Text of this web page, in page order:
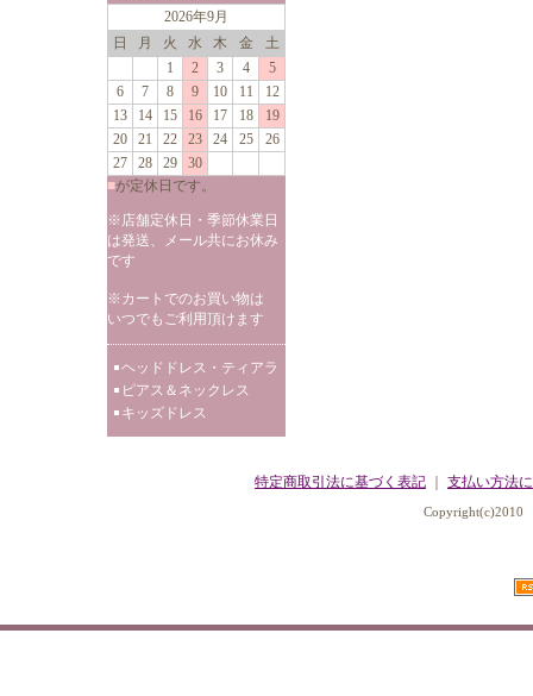
2026年9月
日
月 火 水 木 金
土
1
2 3 4
5
6
7 8 9 10 11
12
13
14 15 16 17 18
19
20
21 22 23 24 25
26
27
28 29
30
■が定休日です。
※店舗定休日・季節休業日
は発送、メール共にお休み
です
※カートでのお買い物は
いつでもご利用頂けます
ヘッドドレス・ティアラ
ピアス＆ネックレス
キッズドレス
特定商取引法に基づく表記 支払い方法
Copyright(c)2010